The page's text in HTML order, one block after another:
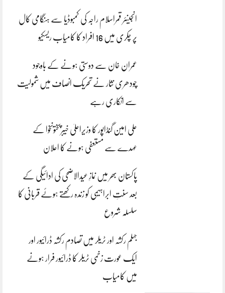
انجینئر قمراسلام راجہ کی کمبوڈیا سے ہنگامی کال
پر چکری میں 16 افراد کا کامیاب ریسکیو
عمران خان سے دوستی ہونے کے باوجود
چودھری نثار نے تحریک انصاف میں شمولیت
سے انکاری رہے
علی امین گنڈاپور کا وزیراعلیٰ خیبرپختونخوا کے
عہدے سے مستعفی ہونے کا اعلان
پاکستان بھر میں نمازِ عیدالاضحی کی ادائیگی کے
بعد سنتِ ابراہیمی کو زندہ رکھتے ہوئے قربانی کا
سلسلہ شروع
جہلم رکشہ اور ٹریلر میں تصادم رکشہ ڈرائیور اور
ایک عورت زخمی ٹریلر کا ڈرائیور فرار ہونے
میں کامیاب